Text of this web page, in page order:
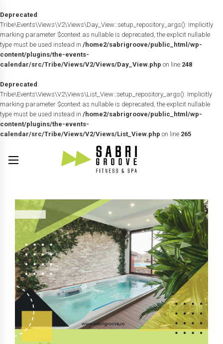
Deprecated :
Tribe\Events\Views\V2\Views\Day_View::setup_repository_args(): Implicitly
marking parameter $context as nullable is deprecated, the explicit nullable
type must be used instead in /home2/sabrigroove/public_html/wp-
content/plugins/the-events-
calendar/src/Tribe/Views/V2/Views/Day_View.php on line 248
Deprecated :
Tribe\Events\Views\V2\Views\List_View::setup_repository_args(): Implicitly
marking parameter $context as nullable is deprecated, the explicit nullable
type must be used instead in /home2/sabrigroove/public_html/wp-
content/plugins/the-events-
calendar/src/Tribe/Views/V2/Views/List_View.php on line 265